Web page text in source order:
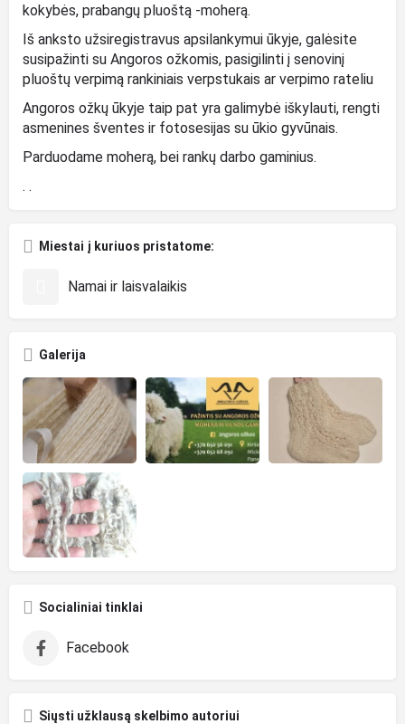
kokybės, prabangų pluoštą -moherą.
Iš anksto užsiregistravus apsilankymui ūkyje, galėsite
susipažinti su Angoros ožkomis, pasigilinti į senovinį
pluoštų verpimą rankiniais verpstukais ar verpimo rateliu
Angoros ožkų ūkyje taip pat yra galimybė iškylauti, rengti
asmenines šventes ir fotosesijas su ūkio gyvūnais.
Parduodame moherą, bei rankų darbo gaminius.
. .
Miestai į kuriuos pristatome:
Namai ir laisvalaikis
Galerija
Socialiniai tinklai
Facebook
Siųsti užklausą skelbimo autoriui